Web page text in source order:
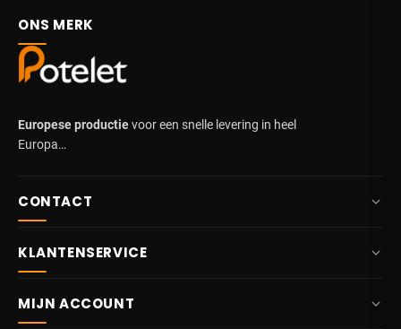
ONS MERK
Europese productievoor een snelle levering in heel
Europa…
CONTACT
KLANTENSERVICE
Levering
MIJN ACCOUNT